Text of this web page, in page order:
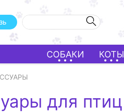
СОБАКИ КОТЫ
для птиц